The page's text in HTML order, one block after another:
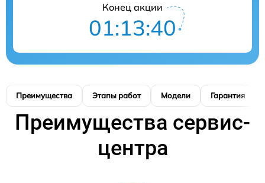
Конец акции
01:13:39
Преимущества Этапы работ Модели Гарантия
Преимущества сервис-
центра